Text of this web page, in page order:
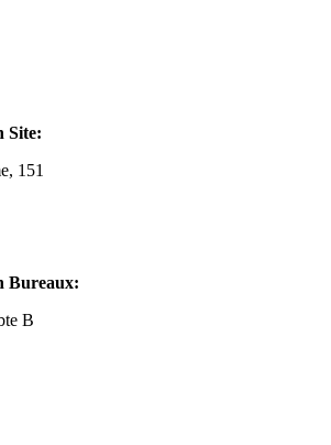
Site:
151
Bureaux:
B